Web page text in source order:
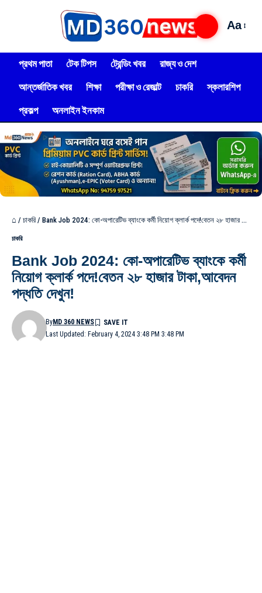
Aa
প্রথম পাতা টেক টিপস ট্রেন্ডিং খবর
রাজ্য ও দেশ
আন্তর্জাতিক খবর
শিক্ষা পরীক্ষা ও রেজাল্ট চাকরি
স্কলারশিপ
প্রকল্প
অনলাইন ইনকাম
⌂ / চাকরি / Bank Job 2024: কো-অপারেটিভ ব্যাংকে কর্মী নিয়োগ ক্লার্ক পদে!বেতন ২৮ হাজার টাকা,আবেদন পদ্ধতি দেখুন!
চাকরি
Bank Job 2024: কো-অপারেটিভ ব্যাংকে কর্মী
নিয়োগ ক্লার্ক পদে!বেতন ২৮ হাজার টাকা,আবেদন
পদ্ধতি দেখুন!
Last Updated: February 4, 2024 3:48 PM 3:48 PM
ByMD 360 NEWS